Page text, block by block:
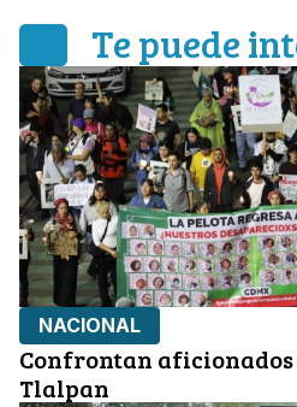
Te puede
NACIONAL
Confrontan aficionados
Tlalpan